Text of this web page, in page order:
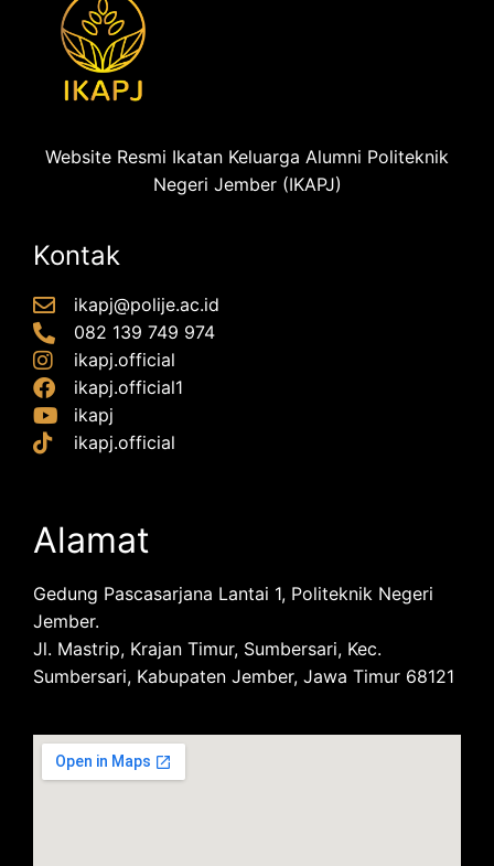
Website Resmi Ikatan Keluarga Alumni Politeknik
Negeri Jember (IKAPJ)
Kontak
ikapj@polije.ac.id
082 139 749 974
ikapj.official
ikapj.official1
ikapj
ikapj.official
Alamat
Gedung Pascasarjana Lantai 1, Politeknik Negeri
Jember.
Jl. Mastrip, Krajan Timur, Sumbersari, Kec.
Sumbersari, Kabupaten Jember, Jawa Timur 68121